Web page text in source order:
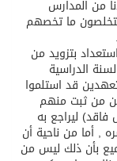
من المدارس
ما تخصهم
بتزويد من
الدراسية
قد استلموا
من ثبت منهم
فاقد) ليراجع به
, أما من ناحية أن
بأن ذلك ليس من